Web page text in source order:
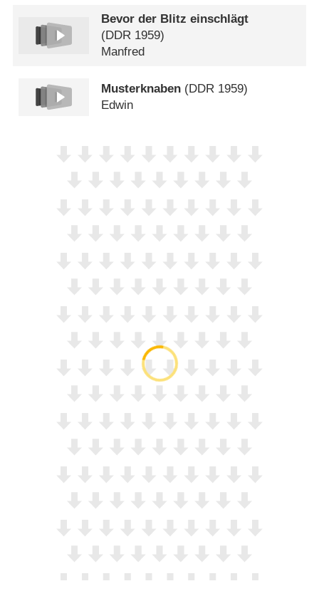
Bevor der Blitz einschlägt
(DDR 1959)
Manfred
Musterknaben (DDR 1959)
Edwin